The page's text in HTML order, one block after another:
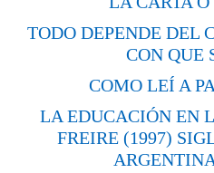
TODO DEPENDE DEL
CON QUE
COMO LEÍ A
LA EDUCACIÓN EN
FREIRE (1997)